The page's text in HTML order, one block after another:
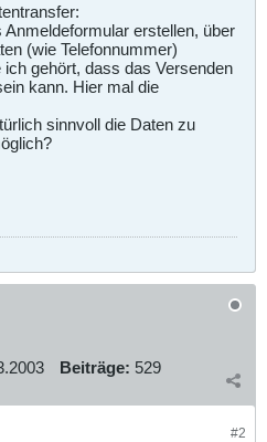
erstellen, über
(wie Telefonnummer)
gehört, dass das Versenden
kann. Hier mal die
sinnvoll die Daten zu
Beiträge: 529
#2